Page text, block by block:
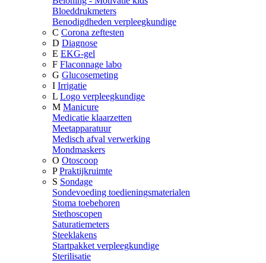
Bloeddrukmeters
Benodigdheden verpleegkundige
C Corona zeftesten
D Diagnose
E EKG-gel
F Flaconnage labo
G Glucosemeting
I Irrigatie
L Logo verpleegkundige
M Manicure
Medicatie klaarzetten
Meetapparatuur
Medisch afval verwerking
Mondmaskers
O Otoscoop
P Praktijkruimte
S Sondage
Sondevoeding toedieningsmaterialen
Stoma toebehoren
Stethoscopen
Saturatiemeters
Steeklakens
Startpakket verpleegkundige
Sterilisatie